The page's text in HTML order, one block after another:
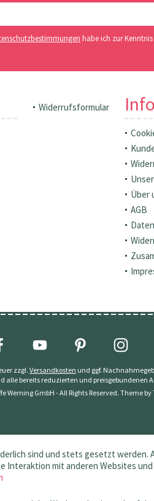
habe ich zur
Widerrufsformular
Über
AGB
zzgl.Versandkosten und ggf.
alle bereits reduzierten und preisgebundenen
Werning GmbH - All Rights Reserved. Theme by
sind und stets gesetzt werden.
mit anderen Websites